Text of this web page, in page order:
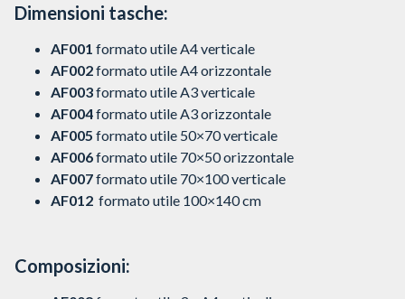
Dimensioni tasche:
AF001 formato utile A4 verticale
AF002formato utile A4 orizzontale
AF003formato utile A3 verticale
AF004formato utile A3 orizzontale
AF005 formato utile 50×70 verticale
AF006formato utile 70×50 orizzontale
AF007formato utile 70×100 verticale
AF012 formato utile 100×140 cm
Composizioni: